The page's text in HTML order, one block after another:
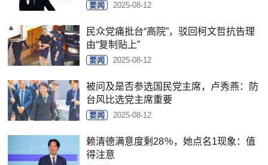
要闻 2025-08-12
民众党痛批台“高院”，驳回柯文哲抗告理
由“复制贴上”
要闻 2025-08-12
被问及是否参选国民党主席，卢秀燕：防
台风比选党主席重要
要闻 2025-08-12
赖清德满意度剩28％，她点名1现象：值
得注意